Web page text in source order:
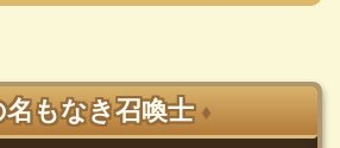
もなき召喚士 ♦